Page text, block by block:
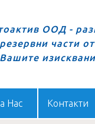
ООД -
части
Нас Контакти